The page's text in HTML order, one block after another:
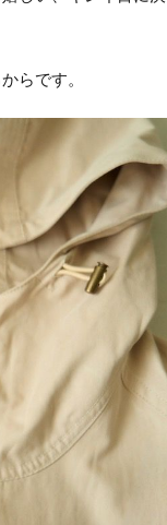
らです。